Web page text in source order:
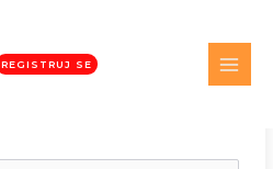
REGISTRUJ SE